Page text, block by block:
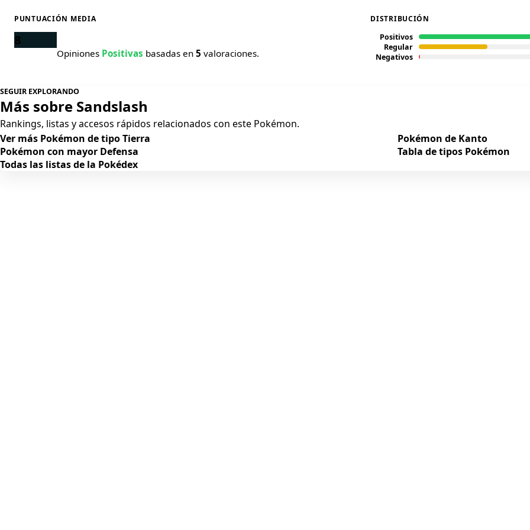
PUNTUACIÓN MEDIA
8
Opiniones Positivas basadas en 5 valoraciones.
DISTRIBUCIÓN
Positivos
Regular
Negativos
SEGUIR EXPLORANDO
Más sobre Sandslash
Rankings, listas y accesos rápidos relacionados con este Pokémon.
Ver más Pokémon de tipo Tierra
Pokémon de Kanto
Pokémon con mayor Defensa
Tabla de tipos Pokémon
Todas las listas de la Pokédex